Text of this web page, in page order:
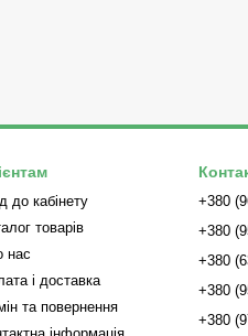
до кабінету
товарів
нас
і доставка
та повернення
+380
+380
+380
+380
+380